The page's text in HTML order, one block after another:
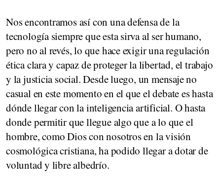
Nos encontramos así con una defensa de la
tecnología siempre que esta sirva al ser humano,
pero no al revés, lo que hace exigir una regulación
ética clara y capaz de proteger la libertad, el trabajo
y la justicia social. Desde luego, un mensaje no
casual en este momento en el que el debate es hasta
dónde llegar con la inteligencia artificial. O hasta
donde permitir que llegue algo que a lo que el
hombre, como Dios con nosotros en la visión
cosmológica cristiana, ha podido llegar a dotar de
voluntad y libre albedrío.